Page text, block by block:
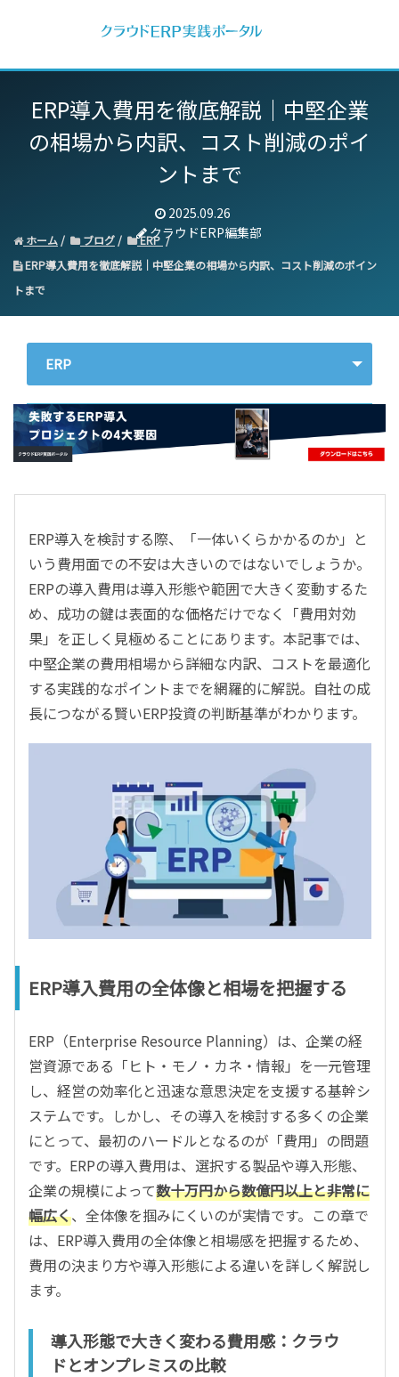
ERP導入費用を徹底解説｜ 中堅企業
の相場から内訳、コスト削減のポイ
ントまで
2025.09.26
クラウドERP編集部
ホーム ブログ
ERP
ERP導入費用を徹底解説｜中堅企業の相場から内訳、コスト削減のポイン
トまで
ERP
ERP
会計
CRM／営業支援／Eコマース
DX（2025年の崖）／クラウドコンピューティング
データ分析／BI
ガバナンス／リスク管理
BPR／業務改善
ERP導入を検討する際、「一体いくらかかるのか」と
いう費用面での不安は大きいのではないでしょうか。
ERPの導入費用は導入形態や範囲で大きく変動するた
め、成功の鍵は表面的な価格だけでなく「費用対効
果」を正しく見極めることにあります。本記事では、
中堅企業の費用相場から詳細な内訳、コストを最適化
する実践的なポイントまでを網羅的に解説。自社の成
長につながる賢いERP投資の判断基準がわかります。
ERP導入費用の全体像と相場を把握する
ERP（Enterprise Resource Planning）は、企業の経
営資源である「ヒト・モノ・カネ・情報」を一元管理
し、経営の効率化と迅速な意思決定を支援する基幹シ
ステムです。しかし、その導入を検討する多くの企業
にとって、最初のハードルとなるのが「費用」の問題
です。ERPの導入費用は、選択する製品や導入形態、
企業の規模によって数十万円から数億円以上と非常に
幅広く、全体像を掴みにくいのが実情です。この章で
は、ERP導入費用の全体像と相場感を把握するため、
費用の決まり方や導入形態による違いを詳しく解説し
ます。
導入形態で大きく変わる費用感：クラウ
ドとオンプレミスの比較